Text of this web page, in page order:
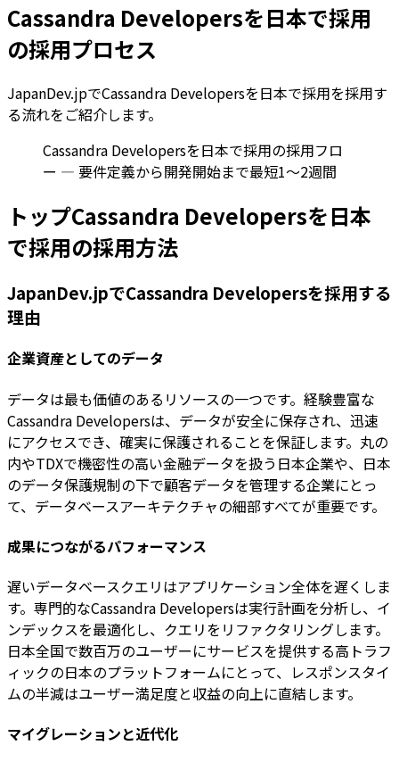
Cassandra Developersを日本で採用
の採用プロセス
JapanDev.jpでCassandra Developersを日本で採用を採用す
る流れをご紹介します。
Cassandra Developersを日本で採用の採用フロ
ー — 要件定義から開発開始まで最短1〜2週間
トップCassandra Developersを日本
で採用の採用方法
JapanDev.jpでCassandra Developersを採用する
理由
企業資産としてのデータ
データは最も価値のあるリソースの一つです。経験豊富な
Cassandra Developersは、データが安全に保存され、迅速
にアクセスでき、確実に保護されることを保証します。丸の
内やTDXで機密性の高い金融データを扱う日本企業や、日本
のデータ保護規制の下で顧客データを管理する企業にとっ
て、データベースアーキテクチャの細部すべてが重要です。
成果につながるパフォーマンス
遅いデータベースクエリはアプリケーション全体を遅くしま
す。専門的なCassandra Developersは実行計画を分析し、イ
ンデックスを最適化し、クエリをリファクタリングします。
日本全国で数百万のユーザーにサービスを提供する高トラフ
ィックの日本のプラットフォームにとって、レスポンスタイ
ムの半減はユーザー満足度と収益の向上に直結します。
マイグレーションと近代化